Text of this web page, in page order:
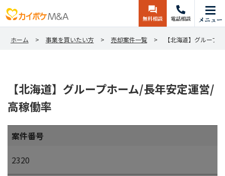
無料相談 電話相談 メニュー
ホーム 事業を買いたい方 売却案件一覧 【北海道】グループ
【北海道】グループホーム/長年安定運営/
高稼働率
案件番号
2320